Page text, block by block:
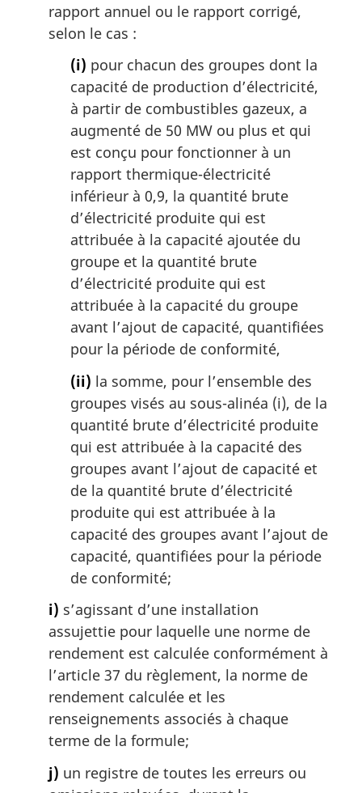
rapport annuel ou le rapport corrigé,
selon le cas :
(i) pour chacun des groupes dont la
capacité de production d’électricité,
à partir de combustibles gazeux, a
augmenté de 50 MW ou plus et qui
est conçu pour fonctionner à un
rapport thermique-électricité
inférieur à 0,9, la quantité brute
d’électricité produite qui est
attribuée à la capacité ajoutée du
groupe et la quantité brute
d’électricité produite qui est
attribuée à la capacité du groupe
avant l’ajout de capacité, quantifiées
pour la période de conformité,
(ii) la somme, pour l’ensemble des
groupes visés au sous-alinéa (i), de la
quantité brute d’électricité produite
qui est attribuée à la capacité des
groupes avant l’ajout de capacité et
de la quantité brute d’électricité
produite qui est attribuée à la
capacité des groupes avant l’ajout de
capacité, quantifiées pour la période
de conformité;
i) s’agissant d’une installation
assujettie pour laquelle une norme de
rendement est calculée conformément à
l’article 37 du règlement, la norme de
rendement calculée et les
renseignements associés à chaque
terme de la formule;
j) un registre de toutes les erreurs ou